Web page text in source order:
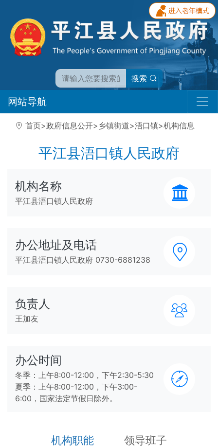
搜索
网站导航
首页>政府信息公开> 乡镇街道>浯口镇>机构信息
平江县浯口镇人民政府
机构名称
平江县浯口镇人民政府
办公地址及电话
平江县浯口镇人民政府 0730-6881238
负责人
王加友
办公时间
冬季：上午8:00-12:00，下午2:30-5:30
夏季：上午8:00-12:00，下午3:00-
6:00，国家法定节假日除外。
机构职能 领导班子